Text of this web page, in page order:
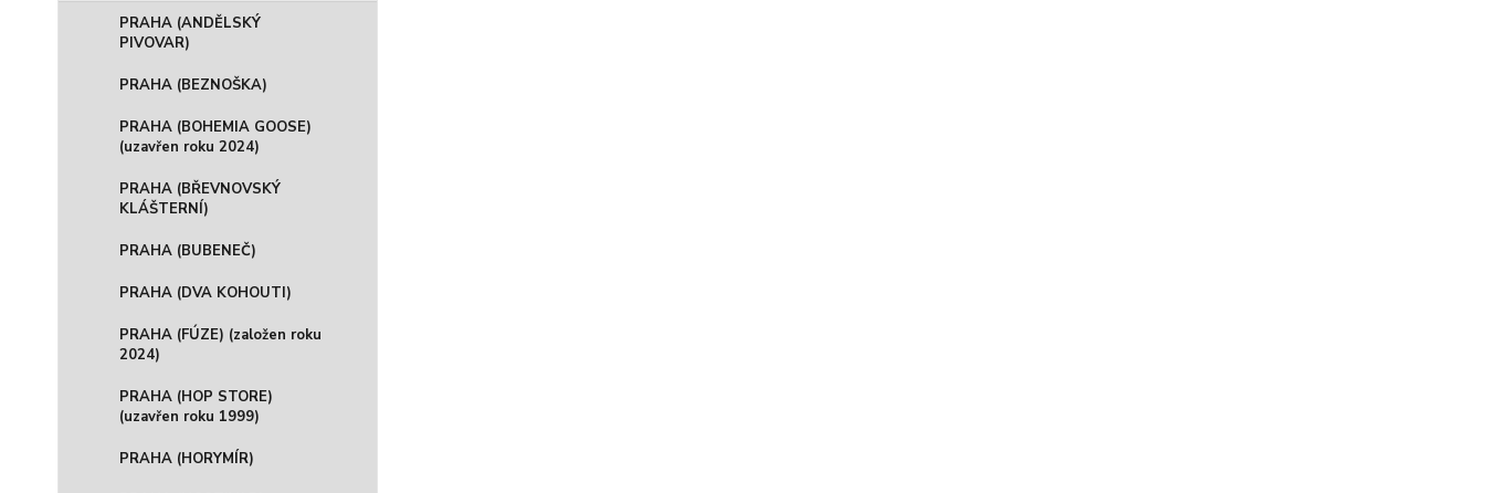
PRAHA (ANDĚLSKÝ
PIVOVAR)
PRAHA (BEZNOŠKA)
PRAHA (BOHEMIA GOOSE)
(uzavřen roku 2024)
PRAHA (BŘEVNOVSKÝ
KLÁŠTERNÍ)
PRAHA (BUBENEČ)
PRAHA (DVA KOHOUTI)
PRAHA (FÚZE) (založen roku
2024)
PRAHA (HOP STORE)
(uzavřen roku 1999)
PRAHA (HORYMÍR)